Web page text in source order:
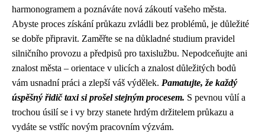
harmonogramem a poznáváte nová zákoutí vašeho města.
Abyste proces získání průkazu zvládli bez problémů, je důležité
se dobře připravit. Zaměřte se na důkladné studium pravidel
silničního provozu a předpisů pro taxislužbu. Nepodceňujte ani
znalost města – orientace v ulicích a znalost důležitých bodů
vám usnadní práci a zlepší váš výdělek. Pamatujte, že každý
úspěšný řidič taxi si prošel stejným procesem. S pevnou vůlí a
trochou úsilí se i vy brzy stanete hrdým držitelem průkazu a
vydáte se vstříc novým pracovním výzvám.